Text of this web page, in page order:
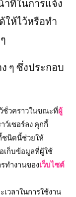
ที่ในการแจ้ง
ให้ไว้หรือทำ
ๆ ซึ่งประกอบ
ชั่วคราวในขณะที่ผู้
ว์เซอร์ลง คุกกี้
ชนิดนี้ช่วยให้
เก็บข้อมูลที่ผู้ใช้
ทำงานของเว็บไซต์
เวลาในการใช้งาน